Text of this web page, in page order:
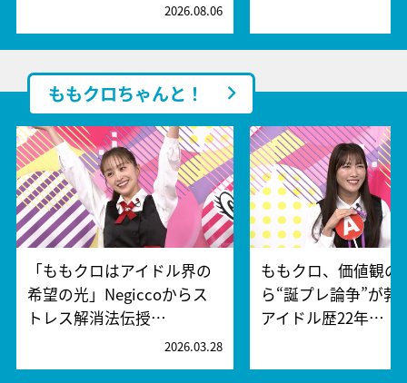
2026.08.06
ももクロちゃんと！
「ももクロはアイドル界の
希望の光」Negiccoからス
トレス解消法伝授…
2026.03.28
ももクロ、価値観の
ら“誕プレ論争”が
アイドル歴22年…